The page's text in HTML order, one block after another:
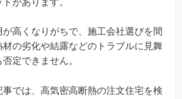
高くなりがちで、施工会社選びを間
の劣化や結露などのトラブルに見舞
定できません。
事では、高気密高断熱の注文住宅を検